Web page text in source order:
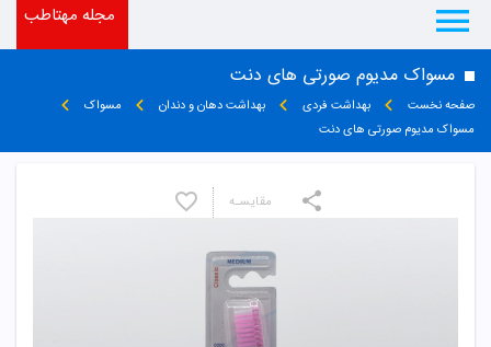
مجله مهتاطب
مسواک مدیوم صورتی های دنت
صفحه نخست بهداشت فردی بهداشت دهان و دندان
مسواک
مسواک مدیوم صورتی های دنت
مقایسـه